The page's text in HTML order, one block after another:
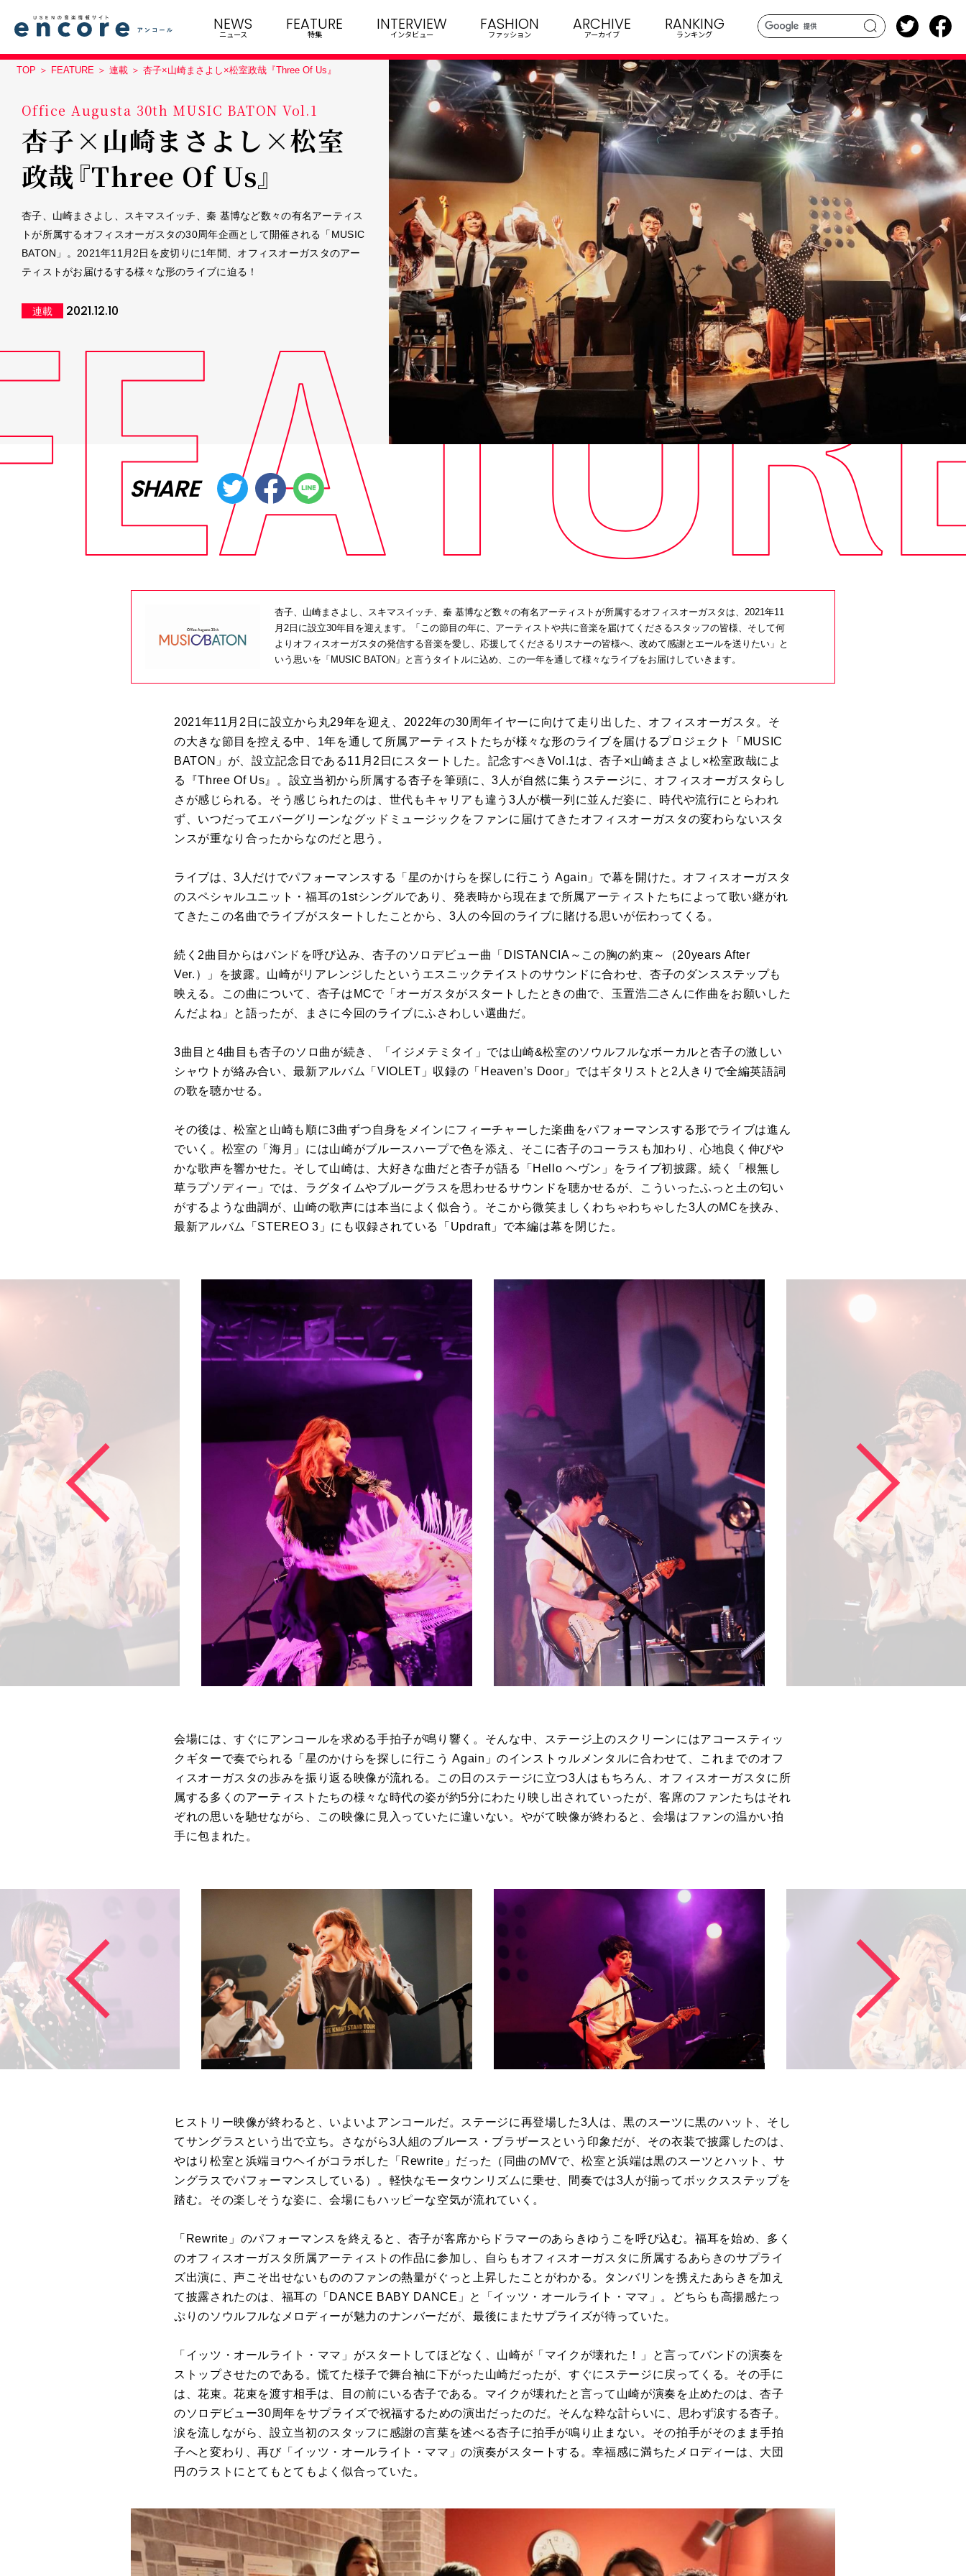
search
NEWS
ニュース
FEATURE
特集
INTERVIEW
インタビュー
FASHION
ファッション
ARCHIVE
アーカイブ
RANKING
ランキング
TOP FEATURE 連載 杏子×山崎まさよし×松室政哉『Three Of Us』
Office Augusta 30th MUSIC BATON Vol.1
杏子×山崎まさよし×松室
政哉『Three Of Us』
杏子、山崎まさよし、スキマスイッチ、秦 基博など数々の有名アーティス
トが所属するオフィスオーガスタの30周年企画として開催される「MUSIC
BATON」。2021年11月2日を皮切りに1年間、オフィスオーガスタのアー
ティストがお届けるする様々な形のライブに迫る！
連載 2021.12.10
SHARE
杏子、山崎まさよし、スキマスイッチ、秦 基博など数々の有名アーティストが所属するオフィスオーガスタは、2021年11
月2日に設立30年目を迎えます。「この節目の年に、アーティストや共に音楽を届けてくださるスタッフの皆様、そして何
よりオフィスオーガスタの発信する音楽を愛し、応援してくださるリスナーの皆様へ、改めて感謝とエールを送りたい」と
いう思いを「MUSIC BATON」と言うタイトルに込め、この一年を通して様々なライブをお届けしていきます。
2021年11月2日に設立から丸29年を迎え、2022年の30周年イヤーに向けて走り出した、オフィスオーガスタ。そ
の大きな節目を控える中、1年を通して所属アーティストたちが様々な形のライブを届けるプロジェクト「MUSIC
BATON」が、設立記念日である11月2日にスタートした。記念すべきVol.1は、杏子×山崎まさよし×松室政哉によ
る『Three Of Us』。設立当初から所属する杏子を筆頭に、3人が自然に集うステージに、オフィスオーガスタらし
さが感じられる。そう感じられたのは、世代もキャリアも違う3人が横一列に並んだ姿に、時代や流行にとらわれ
ず、いつだってエバーグリーンなグッドミュージックをファンに届けてきたオフィスオーガスタの変わらないスタ
ンスが重なり合ったからなのだと思う。
ライブは、3人だけでパフォーマンスする「星のかけらを探しに行こう Again」で幕を開けた。オフィスオーガスタ
のスペシャルユニット・福耳の1stシングルであり、発表時から現在まで所属アーティストたちによって歌い継がれ
てきたこの名曲でライブがスタートしたことから、3人の今回のライブに賭ける思いが伝わってくる。
続く2曲目からはバンドを呼び込み、杏子のソロデビュー曲「DISTANCIA～この胸の約束～（20years After
Ver.）」を披露。山崎がリアレンジしたというエスニックテイストのサウンドに合わせ、杏子のダンスステップも
映える。この曲について、杏子はMCで「オーガスタがスタートしたときの曲で、玉置浩二さんに作曲をお願いした
んだよね」と語ったが、まさに今回のライブにふさわしい選曲だ。
3曲目と4曲目も杏子のソロ曲が続き、「イジメテミタイ」では山崎&松室のソウルフルなボーカルと杏子の激しい
シャウトが絡み合い、最新アルバム「VIOLET」収録の「Heaven’s Door」ではギタリストと2人きりで全編英語詞
の歌を聴かせる。
その後は、松室と山崎も順に3曲ずつ自身をメインにフィーチャーした楽曲をパフォーマンスする形でライブは進ん
でいく。松室の「海月」には山崎がブルースハープで色を添え、そこに杏子のコーラスも加わり、心地良く伸びや
かな歌声を響かせた。そして山崎は、大好きな曲だと杏子が語る「Hello ヘヴン」をライブ初披露。続く「根無し
草ラプソディー」では、ラグタイムやブルーグラスを思わせるサウンドを聴かせるが、こういったふっと土の匂い
がするような曲調が、山崎の歌声には本当によく似合う。そこから微笑ましくわちゃわちゃした3人のMCを挟み、
最新アルバム「STEREO 3」にも収録されている「Updraft」で本編は幕を閉じた。
会場には、すぐにアンコールを求める手拍子が鳴り響く。そんな中、ステージ上のスクリーンにはアコースティッ
クギターで奏でられる「星のかけらを探しに行こう Again」のインストゥルメンタルに合わせて、これまでのオフ
ィスオーガスタの歩みを振り返る映像が流れる。この日のステージに立つ3人はもちろん、オフィスオーガスタに所
属する多くのアーティストたちの様々な時代の姿が約5分にわたり映し出されていったが、客席のファンたちはそれ
ぞれの思いを馳せながら、この映像に見入っていたに違いない。やがて映像が終わると、会場はファンの温かい拍
手に包まれた。
ヒストリー映像が終わると、いよいよアンコールだ。ステージに再登場した3人は、黒のスーツに黒のハット、そし
てサングラスという出で立ち。さながら3人組のブルース・ブラザースという印象だが、その衣装で披露したのは、
やはり松室と浜端ヨウヘイがコラボした「Rewrite」だった（同曲のMVで、松室と浜端は黒のスーツとハット、サ
ングラスでパフォーマンスしている）。軽快なモータウンリズムに乗せ、間奏では3人が揃ってボックスステップを
踏む。その楽しそうな姿に、会場にもハッピーな空気が流れていく。
「Rewrite」のパフォーマンスを終えると、杏子が客席からドラマーのあらきゆうこを呼び込む。福耳を始め、多く
のオフィスオーガスタ所属アーティストの作品に参加し、自らもオフィスオーガスタに所属するあらきのサプライ
ズ出演に、声こそ出せないもののファンの熱量がぐっと上昇したことがわかる。タンバリンを携えたあらきを加え
て披露されたのは、福耳の「DANCE BABY DANCE」と「イッツ・オールライト・ママ」。どちらも高揚感たっ
ぷりのソウルフルなメロディーが魅力のナンバーだが、最後にまたサプライズが待っていた。
「イッツ・オールライト・ママ」がスタートしてほどなく、山崎が「マイクが壊れた！」と言ってバンドの演奏を
ストップさせたのである。慌てた様子で舞台袖に下がった山崎だったが、すぐにステージに戻ってくる。その手に
は、花束。花束を渡す相手は、目の前にいる杏子である。マイクが壊れたと言って山崎が演奏を止めたのは、杏子
のソロデビュー30周年をサプライズで祝福するための演出だったのだ。そんな粋な計らいに、思わず涙する杏子。
涙を流しながら、設立当初のスタッフに感謝の言葉を述べる杏子に拍手が鳴り止まない。その拍手がそのまま手拍
子へと変わり、再び「イッツ・オールライト・ママ」の演奏がスタートする。幸福感に満ちたメロディーは、大団
円のラストにとてもとてもよく似合っていた。